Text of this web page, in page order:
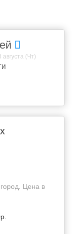
августа (Чт)
Цена в